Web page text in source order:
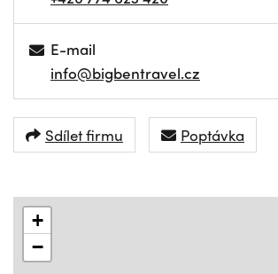
E-mail
info@bigbentravel.cz
Sdílet firmu Poptávka
+
−